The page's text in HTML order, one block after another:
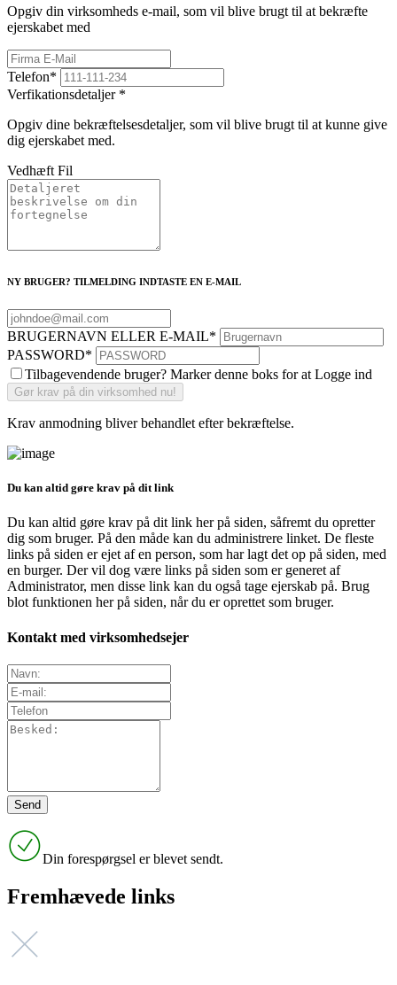
Opgiv din virksomheds e-mail, som vil blive brugt til at bekræfte
ejerskabet med
Telefon*
Verfikationsdetaljer *
Opgiv dine bekræftelsesdetaljer, som vil blive brugt til at kunne give
dig ejerskabet med.
Vedhæft Fil
NY BRUGER? TILMELDING INDTASTE EN E-MAIL
BRUGERNAVN ELLER E-MAIL*
PASSWORD*
Tilbagevendende bruger? Marker denne boks for at Logge ind
Krav anmodning bliver behandlet efter bekræftelse.
Du kan altid gøre krav på dit link
Du kan altid gøre krav på dit link her på siden, såfremt du opretter
dig som bruger. På den måde kan du administrere linket. De fleste
links på siden er ejet af en person, som har lagt det op på siden, med
en burger. Der vil dog være links på siden som er generet af
Administrator, men disse link kan du også tage ejerskab på. Brug
blot funktionen her på siden, når du er oprettet som bruger.
Kontakt med virksomhedsejer
Din forespørgsel er blevet sendt.
Fremhævede links